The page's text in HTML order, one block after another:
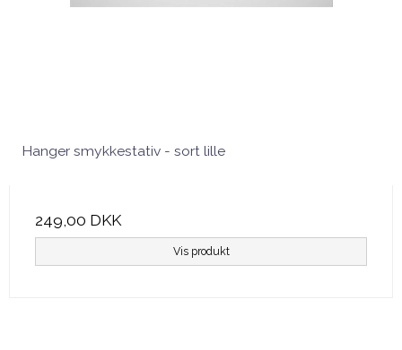
Hanger smykkestativ - sort lille
249,00 DKK
Vis produkt